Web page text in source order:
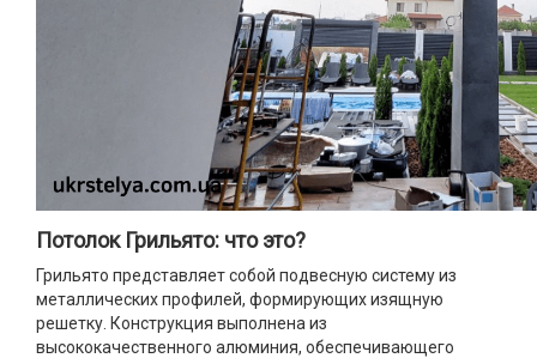
Потолок Грильято: что это?
Грильято представляет собой подвесную систему из
металлических профилей, формирующих изящную
решетку. Конструкция выполнена из
высококачественного алюминия, обеспечивающего